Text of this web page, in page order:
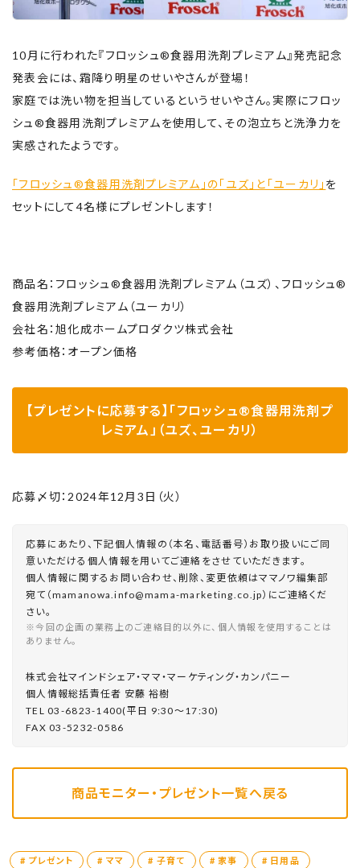
10月に行われた『フロッシュ®食器用洗剤プレミアム』発売記念
発表会には、霜降り明星のせいやさんが登場！
家庭では洗い物を担当しているというせいやさん。実際にフロッ
シュ®食器用洗剤プレミアムを使用して、その泡立ちと洗浄力を
実感されたようです。
「フロッシュ®食器用洗剤プレミアム」の「ユズ」と「ユーカリ」 を
セットにして4名様にプレゼントします！
商品名：フロッシュ®食器用洗剤プレミアム（ユズ）、フロッシュ®
食器用洗剤プレミアム（ユーカリ）
会社名：旭化成ホームプロダクツ株式会社
参考価格：オープン価格
【プレゼントに応募する】「フロッシュ®食器用洗剤プ
レミアム」（ユズ、ユーカリ）
応募〆切：2024年12月3日（火）
応募にあたり、下記個人情報の（本名、電話番号）お取り扱いにご同
意いただける個人情報を用いてご連絡をさせていただきます。
個人情報に関するお問い合わせ、削除、変更依頼はママノワ編集部
宛て（mamanowa.info@mama-marketing.co.jp）にご連絡くだ
さい。
※今回の企画の業務上のご連絡目的以外に、個人情報を使用することは
ありません。
株式会社マインドシェア・ママ・マーケティング・カンパニー
個⼈情報総括責任者 安藤 裕樹
TEL 03-6823-1400(平⽇ 9:30〜17:30)
FAX 03-5232-0586
商品モニター・プレゼント一覧へ戻る
# プレゼント # ママ # 子育て # 家事 # 日用品